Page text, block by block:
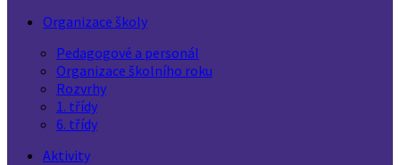
Organizace školy
Pedagogové a personál
Organizace školního roku
Rozvrhy
1. třídy
6. třídy
Aktivity